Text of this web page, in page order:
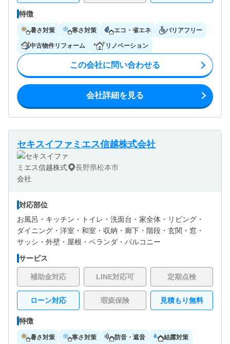
特徴
暑さ対策 寒さ対策 エコ・省エネ バリアフリー
中古物件リフォーム リノベーション
この会社に問い合わせる
会社詳細を見る
セキスイファミエス信越株式会社
長野県松本市
対応部位
お風呂・ キッチン・ トイレ・ 洗面台・ 家全体・ リビング・
ダイニング・ 洋室・ 和室・ 収納・ 廊下・ 階段・ 玄関・ 窓・
サッシ・ 外壁・ 屋根・ ベランダ・バルコニー
サービス
補助金対応 LINE対応可 定期点検
ローン対応 瑕疵保険 見積もり無料
特徴
暑さ対策 寒さ対策 防音・遮音 結露対策